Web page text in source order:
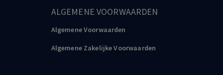
ALGEMENE VOORWAARDEN
Algemene Voorwaarden
Algemene Zakelijke Voorwaarden